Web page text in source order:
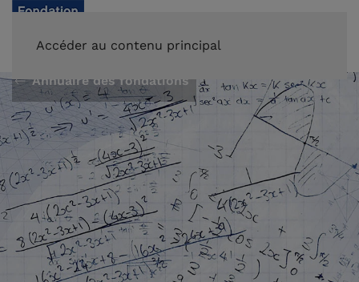
Accéder au contenu principal
Annuaire des fondations